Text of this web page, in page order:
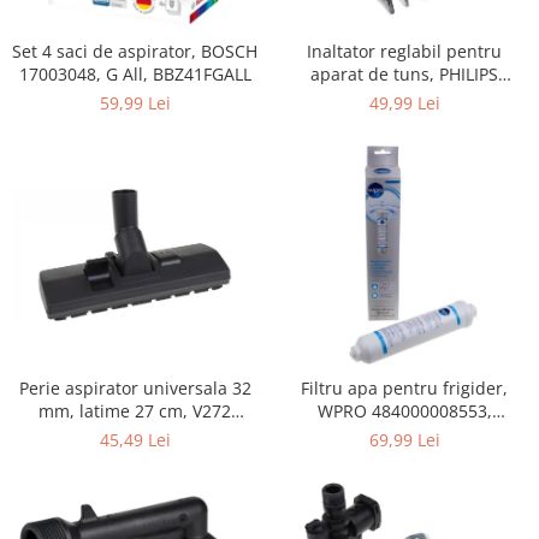
Gaming, Carti & Birotica
Birotica & Papetarie
Console, Jocuri & Accesorii
Ingrijire personala & Cosmetice
Accesorii aparate hair styling
Aparate & Accesorii ingrijire
Aparate cosmetice
Articole Sanatate si Wellness
personala
Igiena dentara
Jucarii, Copii & Bebe
Hrana bebelusi
Set 4 saci de aspirator, BOSCH
17003048, G All, BBZ41FGALL
59,99 Lei
Inaltator reglabil pentru
aparat de tuns, PHILIPS
422203633281, 3-15 mm,
49,99 Lei
Perie aspirator universala 32
mm, latime 27 cm, V272
ECONOMY
45,49 Lei
Filtru apa pentru frigider,
WPRO 484000008553,
compatibil cu Samsung, AEG,
69,99 Lei